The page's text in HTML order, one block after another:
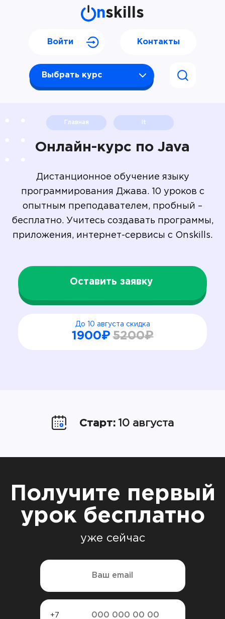
nskills
Выбрать курс
Войти Контакты
Главная It
Онлайн-курс по Java
Дистанционное обучение языку
программирования Джава. 10 уроков с
опытным преподавателем, пробный –
бесплатно. Учитесь создавать программы,
приложения, интернет-сервисы с Onskills.
Оставить заявку
До 10 августа скидка
1900₽ 5200₽
Старт: 10 августа
Получите первый
урок бесплатно
уже сейчас
+7